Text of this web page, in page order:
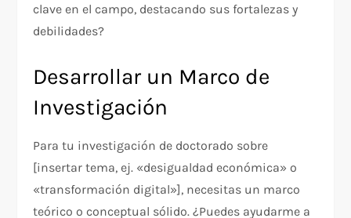
clave en el campo, destacando sus fortalezas y
debilidades?
Desarrollar un Marco de
Investigación
Para tu investigación de doctorado sobre
[insertar tema, ej. «desigualdad económica» o
«transformación digital»], necesitas un marco
teórico o conceptual sólido. ¿Puedes ayudarme a